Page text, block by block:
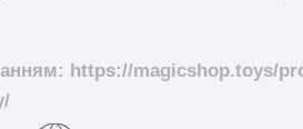
https://magicshop.toys/